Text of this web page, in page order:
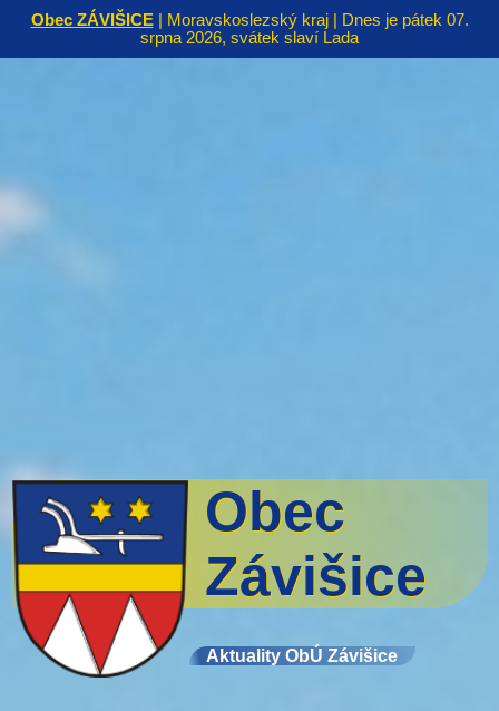
Obec ZÁVIŠICE| Moravskoslezský kraj | Dnes je pátek 07.
srpna 2026, svátek slaví Lada
Obec
Závišice
Aktuality ObÚ Závišice